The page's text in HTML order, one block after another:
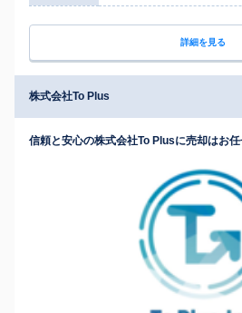
詳細を見る
株式会社To Plus
信頼と安心の株式会社To Plusに売却はお任